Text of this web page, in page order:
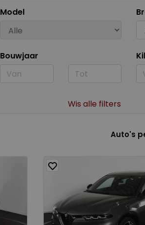
Model
Bouwjaar
Wis alle filters
Auto's